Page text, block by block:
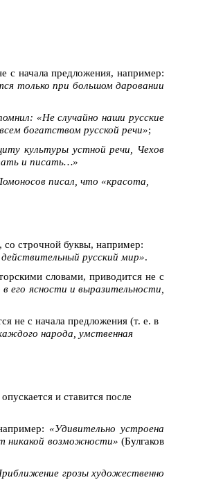
с начала предложения, например:
только при большом даровании
«Не случайно наши русские
богатством русской речи»;
культуры устной речи, Чехов
и писать…»
писал, что «красота,
со строчной буквы, например:
русский мир».
словами, приводится не с
его ясности и выразительности,
не с начала предложения (т. е. в
народа, умственная
и ставится после
«Удивительно устроена
никакой возможности» (Булгаков
грозы художественно